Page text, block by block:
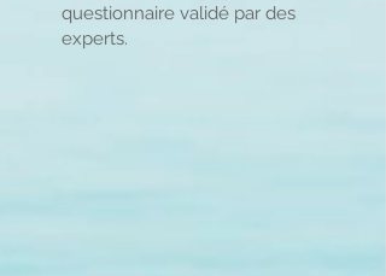
questionnaire validé par des
experts.